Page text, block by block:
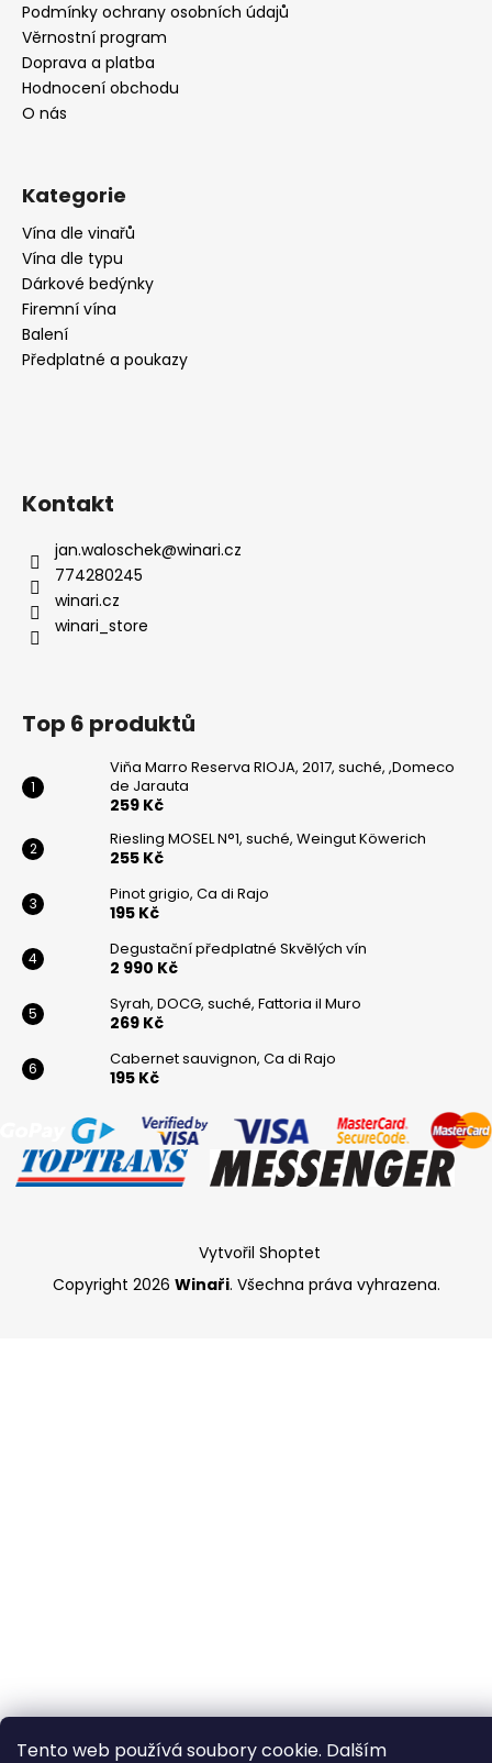
Tento web používá soubory cookie. Dalším
Podmínky ochrany osobních údajů
Věrnostní program
Doprava a platba
Hodnocení obchodu
O nás
Kategorie
Vína dle vinařů
Vína dle typu
Dárkové bedýnky
Firemní vína
Balení
Předplatné a poukazy
Kontakt
jan.waloschek@winari.cz
774280245
winari.cz
winari_store
Top 6 produktů
Viňa Marro Reserva RIOJA, 2017, suché, ,Domeco
de Jarauta
259 Kč
Riesling MOSEL N°1, suché, Weingut Köwerich
255 Kč
Pinot grigio, Ca di Rajo
195 Kč
Degustační předplatné Skvělých vín
2 990 Kč
Syrah, DOCG, suché, Fattoria il Muro
269 Kč
Cabernet sauvignon, Ca di Rajo
195 Kč
Vytvořil Shoptet
Copyright 2026 Winaři. Všechna práva vyhrazena.